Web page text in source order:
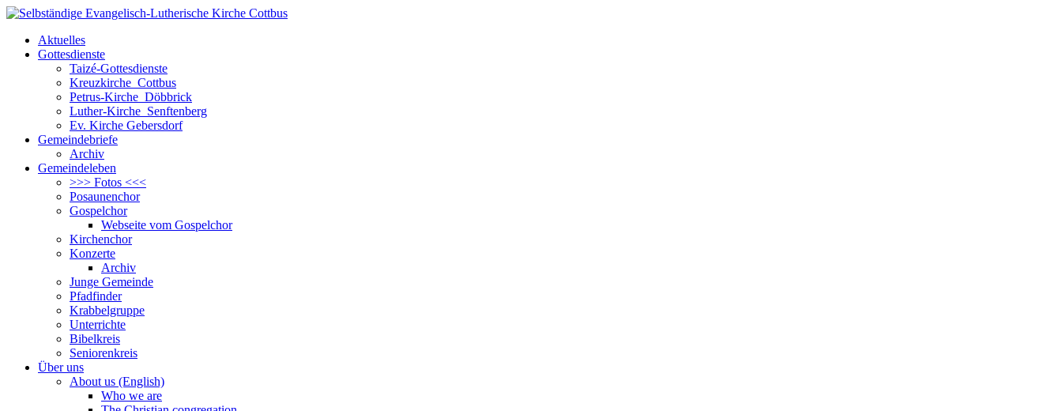
Aktuelles
Gottesdienste
Taizé-Gottesdienste
Kreuzkirche Cottbus
Petrus-Kirche Döbbrick
Luther-Kirche Senftenberg
Ev. Kirche Gebersdorf
Gemeindebriefe
Archiv
Gemeindeleben
>>> Fotos <<<
Posaunenchor
Gospelchor
Webseite vom Gospelchor
Kirchenchor
Konzerte
Archiv
Junge Gemeinde
Pfadfinder
Krabbelgruppe
Unterrichte
Bibelkreis
Seniorenkreis
Über uns
About us (English)
Who we are